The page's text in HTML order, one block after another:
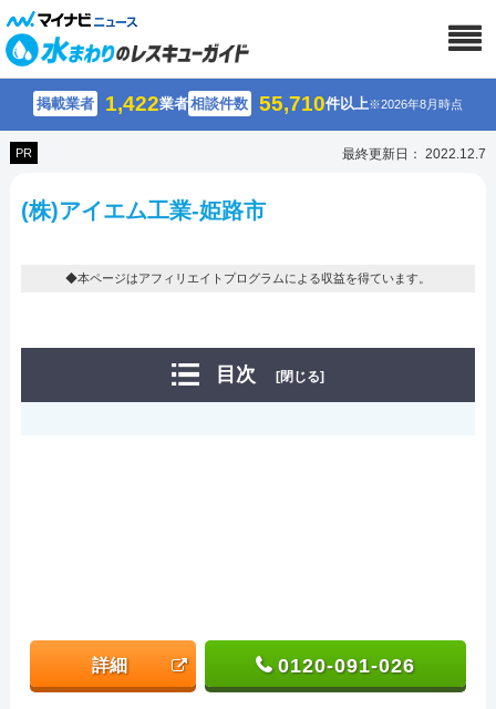
掲載業者 1,422業者相談件数 55,710件以上※2026年8月時点
PR 最終更新日： 2022.12.7
(株)アイエム工業-姫路市
◆本ページはアフィリエイトプログラムによる収益を得ています。
目次 [閉じる]
詳細 0120-091-026